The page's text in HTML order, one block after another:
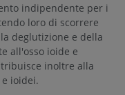
indipendente per i
loro di scorrere
deglutizione e della
all'osso ioide e
inoltre alla
ioidei.